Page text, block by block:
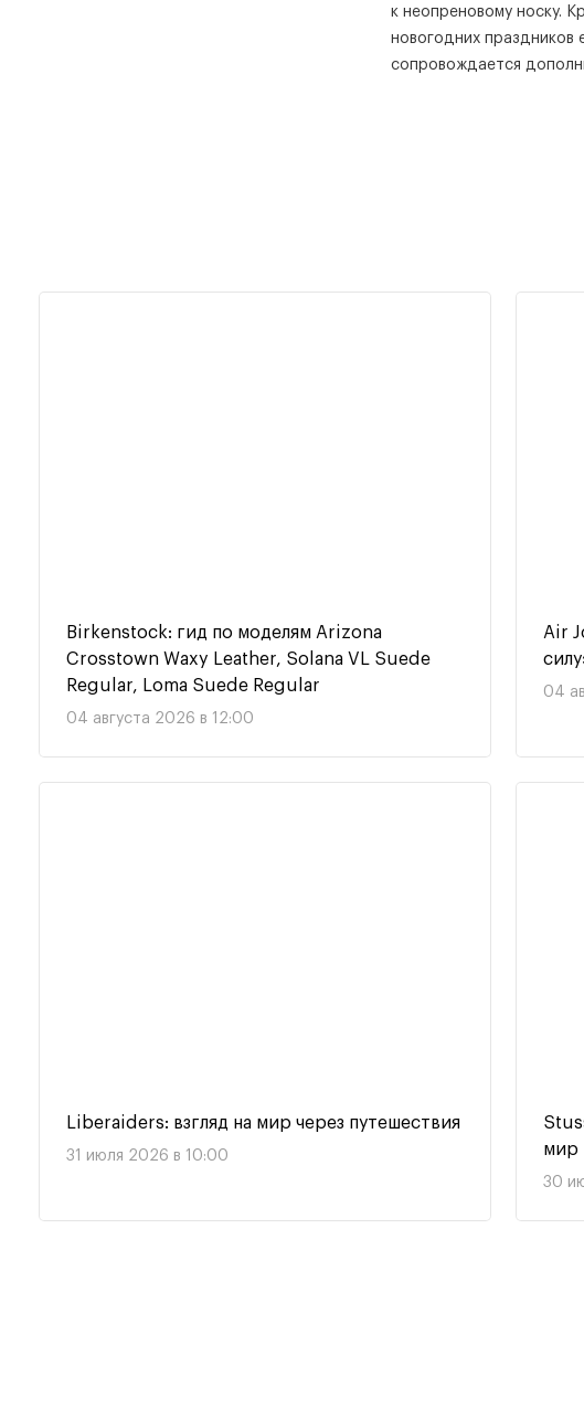
к неопреновому носку.
новогодних праздников
сопровождается
Birkenstock: гид по моделям Arizona
Crosstown Waxy Leather, Solana VL Suede
Regular, Loma Suede Regular
04 августа 2026 в 12:00
Air
04
Liberaiders: взгляд на мир через путешествия
31 июля 2026 в 10:00
мир
30